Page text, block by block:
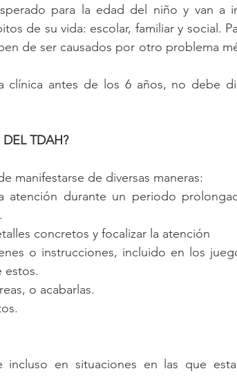
para la edad del niño y van a
de su vida: escolar, familiar y social.
de ser causados por otro problema
clínica antes de los 6 años, no debe
TDAH?
manifestarse de diversas maneras:
atención durante un periodo
concretos y focalizar la atención
o instrucciones, incluido en los
estos.
o acabarlas.
incluso en situaciones en las que